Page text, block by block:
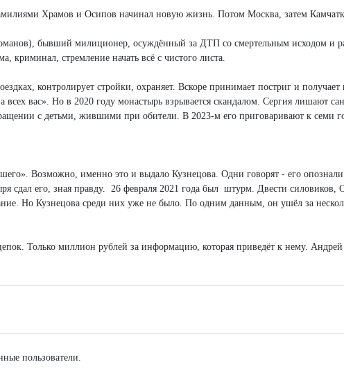
Храмов и Осипов начинал новую жизнь. Потом Москва, затем
бывший милиционер, осуждённый за ДТП со смертельным исходом и
криминал, стремление начать всё с чистого листа.
контролирует стройки, охраняет. Вскоре принимает постриг и
всех вас». Но в 2020 году монастырь взрывается скандалом. Сергия лишают
с детьми, жившими при обители. В 2023-м его приговаривают к семи
Возможно, именно это и выдало Кузнецова. Одни говорят - его
сдал его, зная правду. 26 февраля 2021 года был штурм. Двести
Но Кузнецова среди них уже не было. По одним данным, он ушёл за
Только миллион рублей за информацию, которая приведёт к нему. Андрей
пользователи.